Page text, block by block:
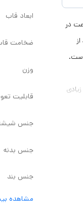
در
ابعاد قاب
ضخامت
وزن
قابلیت
جنس
جنس بدنه
جنس بند
مشاهده